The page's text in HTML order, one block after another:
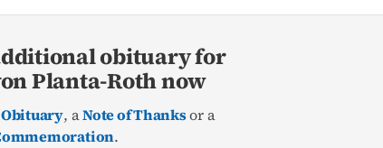
obituary for
Planta-Roth now
Obituary, aNote of Thanksor a
.